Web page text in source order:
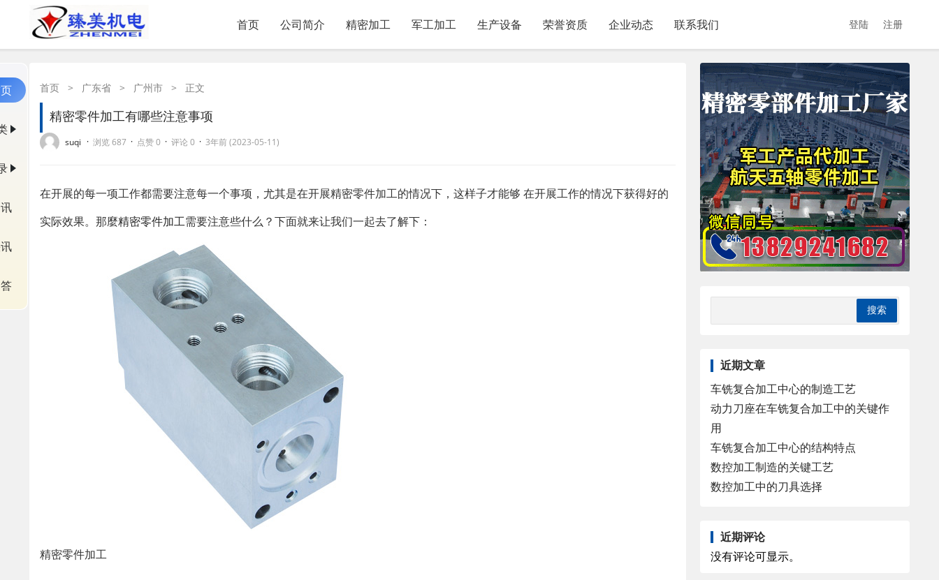
首页 公司简介 精密加工 军工加工 生产设备 荣誉资质 企业动态 联系我们 登陆 注册
首页 > 广东省 > 广州市 > 正文
精密零件加工有哪些注意事项
suqi · 浏览 687 · 点赞 0 · 评论 0 · 3年前 (2023-05-11)
在开展的每一项工作都需要注意每一个事项，尤其是在开展精密零件加工的情况下，这样子才能够 在开展工作的情况下获得好的
实际效果。那麼精密零件加工需要注意些什么？下面就来让我们一起去了解下：
精密零件加工
近期文章
车铣复合加工中心的制造工艺
动力刀座在车铣复合加工中的关键作
用
车铣复合加工中心的结构特点
数控加工制造的关键工艺
数控加工中的刀具选择
近期评论
没有评论可显示。